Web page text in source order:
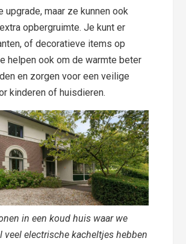
upgrade, maar ze kunnen ook
opbergruimte. Je kunt er
of decoratieve items op
helpen ook om de warmte beter
en zorgen voor een veilige
kinderen of huisdieren.
in een koud huis waar we
veel electrische kacheltjes hebben